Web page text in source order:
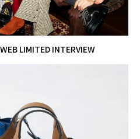
LIMITED INTERVIEW